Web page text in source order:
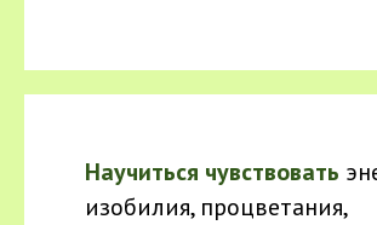
Научиться чувствовать
изобилия, процветания,